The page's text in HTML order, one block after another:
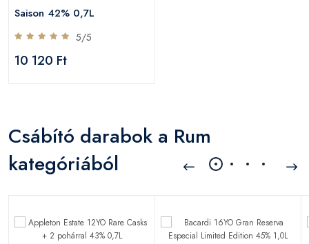
Saison 42% 0,7L
5/5
10 120 Ft
Csábító darabok a Rum
kategóriából